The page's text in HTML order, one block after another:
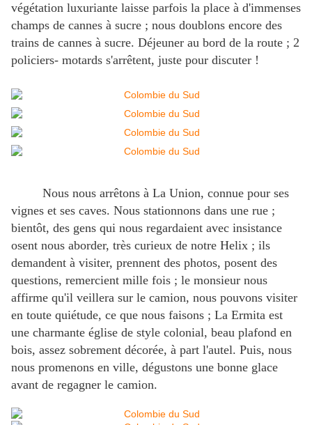
végétation luxuriante laisse parfois la place à d'immenses
champs de cannes à sucre ; nous doublons encore des
trains de cannes à sucre. Déjeuner au bord de la route ; 2
policiers- motards s'arrêtent, juste pour discuter !
Nous nous arrêtons à La Union, connue pour ses
vignes et ses caves. Nous stationnons dans une rue ;
bientôt, des gens qui nous regardaient avec insistance
osent nous aborder, très curieux de notre Helix ; ils
demandent à visiter, prennent des photos, posent des
questions, remercient mille fois ; le monsieur nous
affirme qu'il veillera sur le camion, nous pouvons visiter
en toute quiétude, ce que nous faisons ; La Ermita est
une charmante église de style colonial, beau plafond en
bois, assez sobrement décorée, à part l'autel. Puis, nous
nous promenons en ville, dégustons une bonne glace
avant de regagner le camion.